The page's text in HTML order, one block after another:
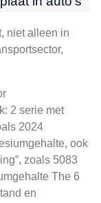
niet alleen in
2 serie met
2024
ook
zoals 5083
The 6
en